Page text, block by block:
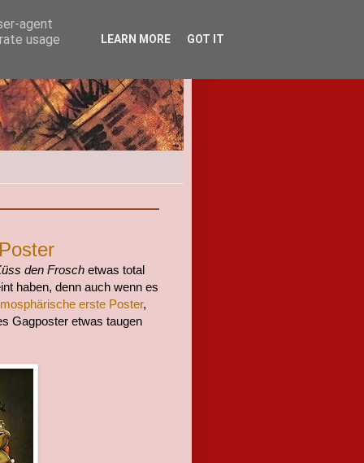
den Frosch etwas total
haben, denn auch wenn es
erste Poster,
Gagposter etwas taugen
agent
usage
LEARN MORE GOT IT